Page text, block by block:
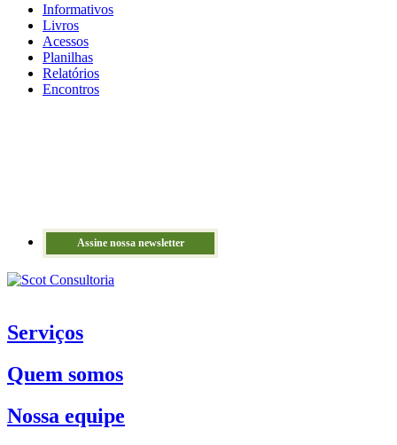
Informativos
Livros
Acessos
Planilhas
Relatórios
Encontros
Assine nossa newsletter
Serviços
Quem somos
Nossa equipe